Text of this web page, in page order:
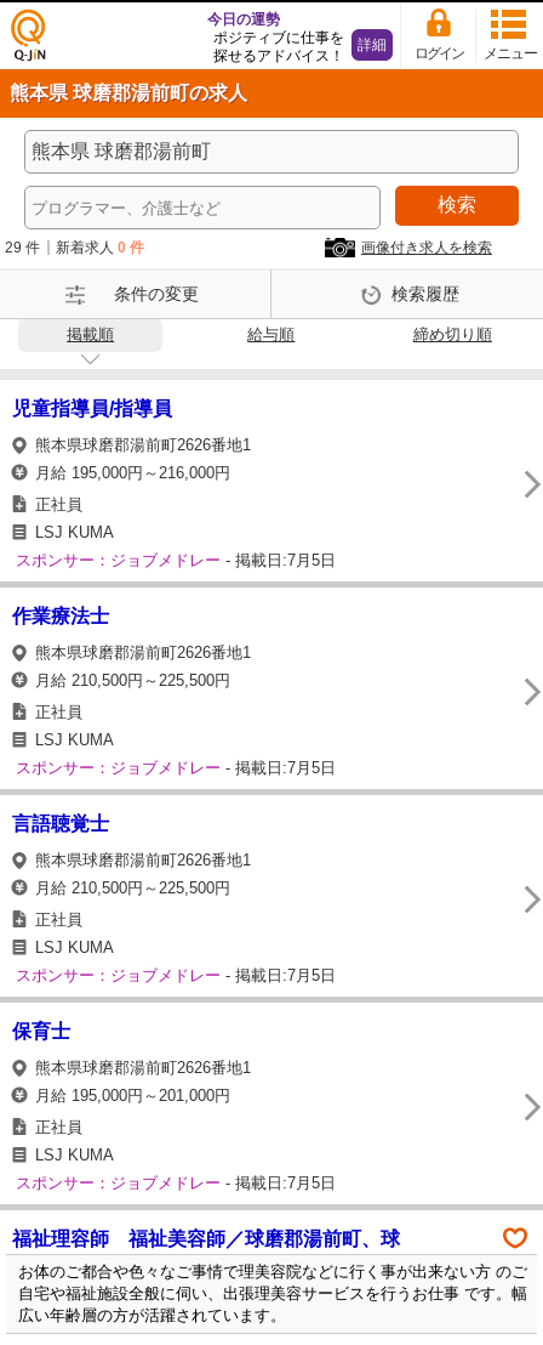
仕事
探し
の求
人サ
イト
Q-Ji
メニュー
ログイン
今日の運勢
ポジティブに仕事を
探せるアドバイス！
詳細
熊本県 球磨郡湯前町の求人
検索
29 件 新着求人 0 件 画像付き求人を検索
条件の変更 検索履歴
掲載順 給与順 締め切り順
児童指導員/指導員
熊本県球磨郡湯前町2626番地1
月給 195,000円～216,000円
正社員
LSJ KUMA
スポンサー：ジョブメドレー - 掲載日:7月5日
作業療法士
熊本県球磨郡湯前町2626番地1
月給 210,500円～225,500円
正社員
LSJ KUMA
スポンサー：ジョブメドレー - 掲載日:7月5日
言語聴覚士
熊本県球磨郡湯前町2626番地1
月給 210,500円～225,500円
正社員
LSJ KUMA
スポンサー：ジョブメドレー - 掲載日:7月5日
保育士
熊本県球磨郡湯前町2626番地1
月給 195,000円～201,000円
正社員
LSJ KUMA
スポンサー：ジョブメドレー - 掲載日:7月5日
福祉理容師 福祉美容師／球磨郡湯前町、球
お体のご都合や色々なご事情で理美容院などに行く事が出来ない方 のご
自宅や福祉施設全般に伺い、出張理美容サービスを行うお仕事 です。幅
広い年齢層の方が活躍されています。